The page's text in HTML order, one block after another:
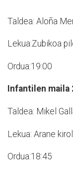
Taldea: Aloña
Lekua:Zubikoa
Ordua:19:00
Infantilen maila
Taldea: Mikel
Lekua: Arane
Ordua:18:45